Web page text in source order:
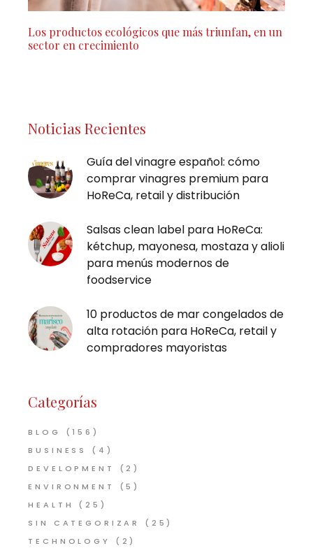
Los productos ecológicos que más triunfan, en un
sector en crecimiento
Noticias Recientes
Guía del vinagre español: cómo
comprar vinagres premium para
HoReCa, retail y distribución
Salsas clean label para HoReCa:
kétchup, mayonesa, mostaza y alioli
para menús modernos de
foodservice
10 productos de mar congelados de
alta rotación para HoReCa, retail y
compradores mayoristas
Categorías
BLOG
(156)
BUSINESS
(4)
DEVELOPMENT
(2)
ENVIRONMENT
(5)
HEALTH
(25)
SIN CATEGORIZAR
(25)
TECHNOLOGY
(2)